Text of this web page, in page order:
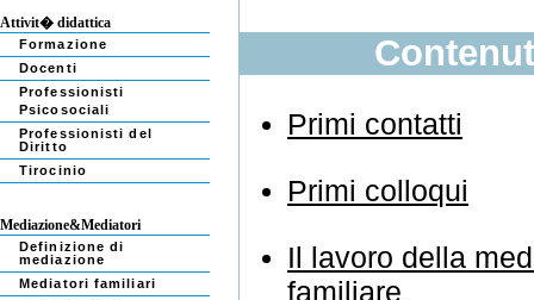
Attivit� didattica
Formazione
Docenti
Professionisti
Psicosociali
Professionisti del
Diritto
Tirocinio
Mediazione&Mediatori
Definizione di
mediazione
Mediatori familiari
Primi contatti
Primi colloqui
Il lavoro della
familiare